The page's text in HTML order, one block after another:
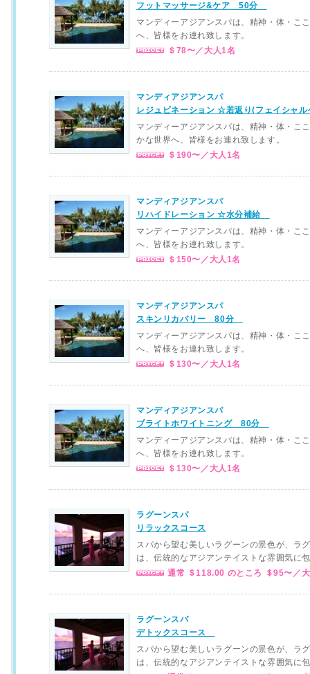
フットマッサージ&ケア 50分
マンディーアジアンスパは、精神・体・こ
へ、皆様をお連れ致します。
＄78〜／大人1名
マンディアジアンスパ
レジュビネーション ☆若返り(フェイシャ
マンディーアジアンスパは、精神・体・こ
かな世界へ、皆様をお連れ致します。
＄190〜／大人1名
マンディアジアンスパ
リハイドレーション ☆水分補給
マンディーアジアンスパは、精神・体・こ
へ、皆様をお連れ致します。
＄150〜／大人1名
マンディアジアンスパ
スキンリカバリー 80分
マンディーアジアンスパは、精神・体・こ
へ、皆様をお連れ致します。
＄130〜／大人1名
マンディアジアンスパ
ブライトホワイトニング 80分
マンディーアジアンスパは、精神・体・こ
へ、皆様をお連れ致します。
＄130〜／大人1名
ラグーンスパ
リラックスコース
スパから望む美しいラグーンの景色が、
は、伝統的なアジアンテイストな雰囲気に
通常 ＄118.00 のところ ＄95〜／
ラグーンスパ
デトックスコース
スパから望む美しいラグーンの景色が、
は、伝統的なアジアンテイストな雰囲気に